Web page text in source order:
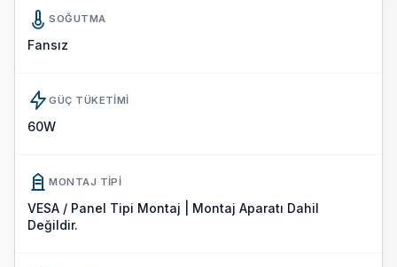
SOĞUTMA
Fansız
GÜÇ TÜKETIMI
60W
MONTAJ TIPI
VESA / Panel Tipi Montaj | Montaj Aparatı Dahil
Değildir.